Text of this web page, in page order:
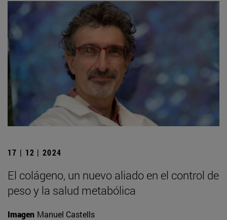
17 | 12 | 2024
El colágeno, un nuevo aliado en el control de
peso y la salud metabólica
Imagen Manuel Castells